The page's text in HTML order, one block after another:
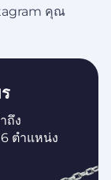
คุณ
ถึง
ตำแหน่ง